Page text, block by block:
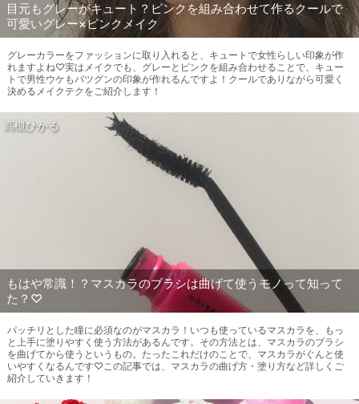
目元もグレーがキュート？ピンクを組み合わせて作るクールで
可愛いグレー×ピンクメイク
グレーカラーをファッションに取り入れると、キュートで女性らしい印象が作
れますよね♡実はメイクでも、グレーとピンクを組み合わせることで、キュー
トで男性ウケもバツグンの印象が作れるんですよ！クールでありながら可愛く
決めるメイクテクをご紹介します！
高槻ひかる
もはや常識！？マスカラのブラシは曲げて使うモノって知って
た？♡
パッチリとした瞳に必須なのがマスカラ！いつも使っているマスカラを、もっ
と上手に塗りやすく使う方法があるんです。その方法とは、マスカラのブラシ
を曲げてから使うというもの。たったこれだけのことで、マスカラがぐんと使
いやすくなるんです♡この記事では、マスカラの曲げ方・塗り方など詳しくご
紹介していきます！